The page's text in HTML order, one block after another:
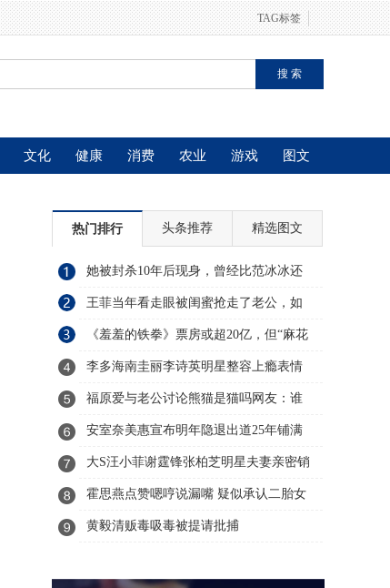
TAG标签
文化 健康 消费 农业 游戏 图文
热门排行 头条推荐 精选图文
她被封杀10年后现身，曾经比范冰冰还
火，美貌不输赵丽颖？
王菲当年看走眼被闺蜜抢走了老公，如
今48岁生活大变样！
《羞羞的铁拳》票房或超20亿，但“麻花
模式”难撑百亿市值
李多海南圭丽李诗英明星整容上瘾表情
僵硬像充气娃娃
福原爱与老公讨论熊猫是猫吗网友：谁
可爱听谁的
安室奈美惠宣布明年隐退出道25年铺满
童年回忆
大S汪小菲谢霆锋张柏芝明星夫妻亲密销
魂婚纱照
霍思燕点赞嗯哼说漏嘴 疑似承认二胎女
儿存在
黄毅清贩毒吸毒被提请批捕